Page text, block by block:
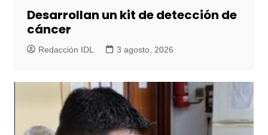
Desarrollan un kit de detección de
cáncer
Redacción IDL 3 agosto, 2026